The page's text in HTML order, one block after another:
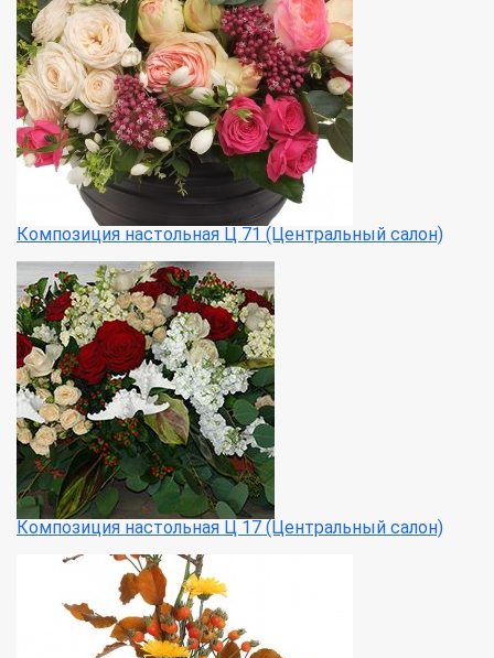
Композиция настольная Ц 71 (Центральный салон)
Композиция настольная Ц 17 (Центральный салон)